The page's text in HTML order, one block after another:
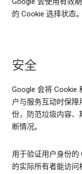
的 Cookie 选择状态。
安全
Google 会将 Cookie
户与服务互动时保
份，防范垃圾内容、
断情况。
用于验证用户身份的
的实际所有者能访问